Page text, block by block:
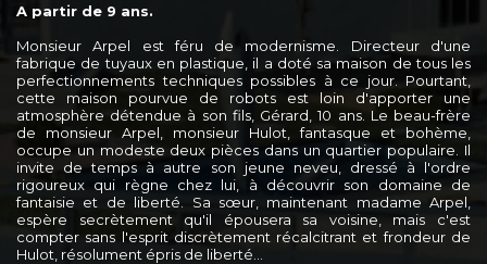
A partir de 9 ans.
Monsieur Arpel est féru de modernisme. Directeur d'une
fabrique de tuyaux en plastique, il a doté sa maison de tous les
perfectionnements techniques possibles à ce jour. Pourtant,
cette maison pourvue de robots est loin d'apporter une
atmosphère détendue à son fils, Gérard, 10 ans. Le beau-frère
de monsieur Arpel, monsieur Hulot, fantasque et bohème,
occupe un modeste deux pièces dans un quartier populaire. Il
invite de temps à autre son jeune neveu, dressé à l'ordre
rigoureux qui règne chez lui, à découvrir son domaine de
fantaisie et de liberté. Sa sœur, maintenant madame Arpel,
espère secrètement qu'il épousera sa voisine, mais c'est
compter sans l'esprit discrètement récalcitrant et frondeur de
Hulot, résolument épris de liberté...